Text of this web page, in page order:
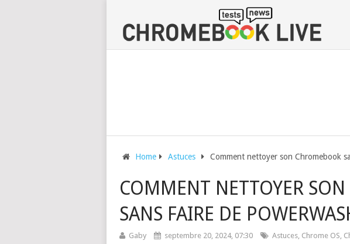
Home Astuces Comment nettoyer son Chromebook
COMMENT NETTOYER
SANS FAIRE DE
Gaby septembre 20, 2024, 07:30 Astuces, Chrome OS,